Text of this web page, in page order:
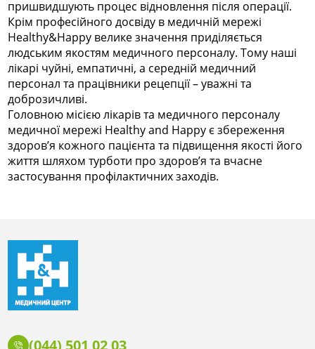
пришвидшують процес відновлення після операції.
Крім професійного досвіду в медичній мережі
Healthy&Happy велике значення приділяється
людським якостям медичного персоналу. Тому наші
лікарі чуйні, емпатичні, а середній медичний
персонал та працівники рецепції – уважні та
доброзичливі.
Головною місією лікарів та медичного персоналу
медичної мережі Healthy and Happy є збереження
здоров’я кожного пацієнта та підвищення якості його
життя шляхом турботи про здоров’я та вчасне
застосування профілактичних заходів.